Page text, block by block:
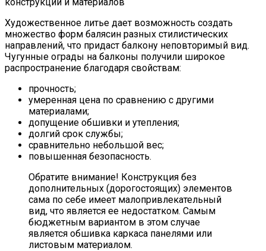
Художественное литье дает возможность создать
множество форм балясин разных стилистических
направлений, что придаст балкону неповторимый вид.
Чугунные ограды на балконы получили широкое
распространение благодаря свойствам:
прочность;
умеренная цена по сравнению с другими
материалами;
допущение обшивки и утепления;
долгий срок службы;
сравнительно небольшой вес;
повышенная безопасность.
Обратите внимание! Конструкция без
дополнительных (дорогостоящих) элементов
сама по себе имеет малопривлекательный
вид, что является ее недостатком. Самым
бюджетным вариантом в этом случае
является обшивка каркаса панелями или
листовым материалом.